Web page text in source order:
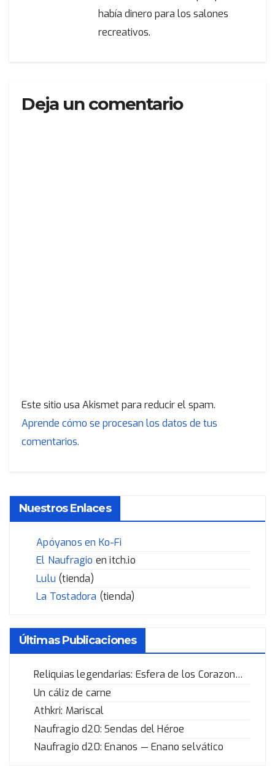
había dinero para los salones
recreativos.
Deja un comentario
Este sitio usa Akismet para reducir el spam.
Aprende cómo se procesan los datos de tus
comentarios.
Nuestros Enlaces
Apóyanos en Ko-Fi
El Naufragio en itch.io
Lulu (tienda)
La Tostadora (tienda)
Últimas Publicaciones
Reliquias legendarias: Esfera de los Corazones Rotos
Un cáliz de carne
Athkri: Mariscal
Naufragio d20: Sendas del Héroe
Naufragio d20: Enanos — Enano selvático